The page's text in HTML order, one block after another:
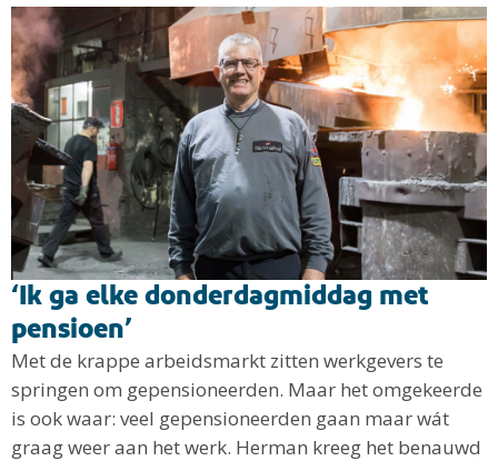
‘Ik ga elke donderdagmiddag met
pensioen’
Met de krappe arbeidsmarkt zitten werkgevers te
springen om gepensioneerden. Maar het omgekeerde
is ook waar: veel gepensioneerden gaan maar wát
graag weer aan het werk. Herman kreeg het benauwd